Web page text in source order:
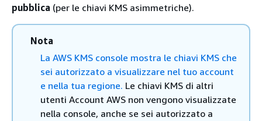
pubblica (per le chiavi KMS asimmetriche).
Nota
La AWS KMS console mostra le chiavi KMS che
sei autorizzato a visualizzare nel tuo account
e nella tua regione. Le chiavi KMS di altri
utenti Account AWS non vengono visualizzate
nella console, anche se sei autorizzato a